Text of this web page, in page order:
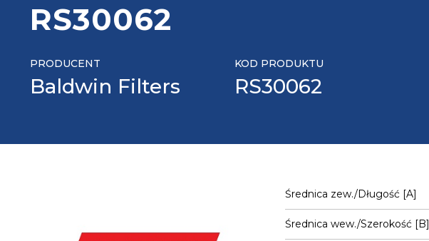
RS30062
PRODUCENT
Baldwin Filters
KOD PRODUKTU
RS30062
Średnica zew./Długość [A]
Średnica wew./Szerokość [B]